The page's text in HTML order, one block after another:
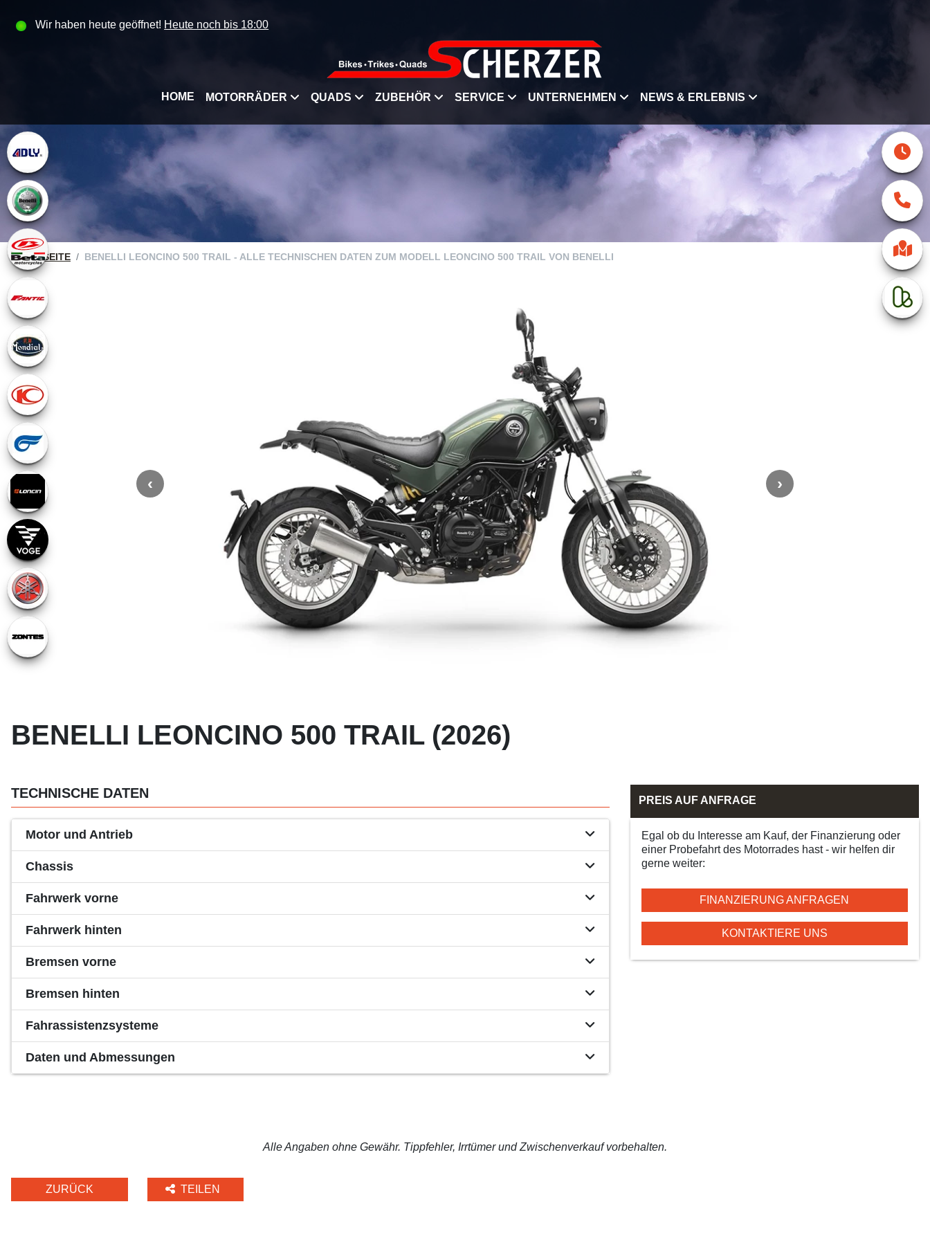
Wir haben heute geöffnet! Heute noch bis 18:00
HOME MOTORRÄDER QUADS ZUBEHÖR SERVICE UNTERNEHMEN NEWS & ERLEBNIS
STARTSEITE BENELLI LEONCINO 500 TRAIL - ALLE TECHNISCHEN DATEN ZUM MODELL LEONCINO 500 TRAIL VON BENELLI
BENELLI LEONCINO 500 TRAIL (2026)
TECHNISCHE DATEN
Motor und Antrieb
Chassis
Fahrwerk vorne
Fahrwerk hinten
Bremsen vorne
Bremsen hinten
Fahrassistenzsysteme
Daten und Abmessungen
PREIS AUF ANFRAGE
Egal ob du Interesse am Kauf, der Finanzierung oder
einer Probefahrt des Motorrades hast - wir helfen dir
gerne weiter:
FINANZIERUNG ANFRAGEN
KONTAKTIERE UNS
Alle Angaben ohne Gewähr. Tippfehler, Irrtümer und Zwischenverkauf vorbehalten.
ZURÜCK TEILEN